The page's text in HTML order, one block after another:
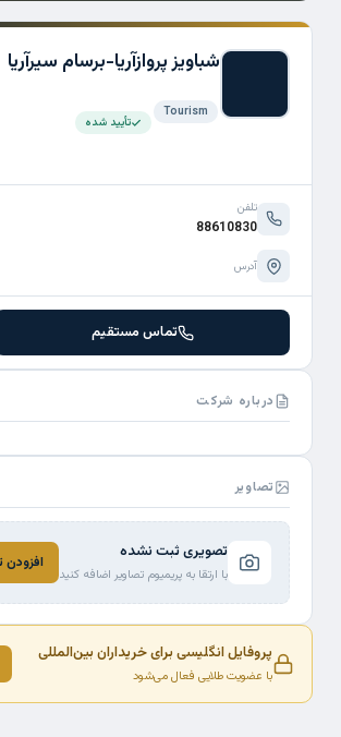
شباویز پروازآریا-برسام سیرآریا
Tourism
تأیید شده
تلفن
88610830
آدرس
تماس مستقیم
درباره شرکت
تصاویر
تصویری ثبت نشده
با ارتقا به پریمیوم تصاویر اضافه کنید
افزودن
پروفایل انگلیسی برای خریداران بین‌المللی
با عضویت طلایی فعال می‌شود